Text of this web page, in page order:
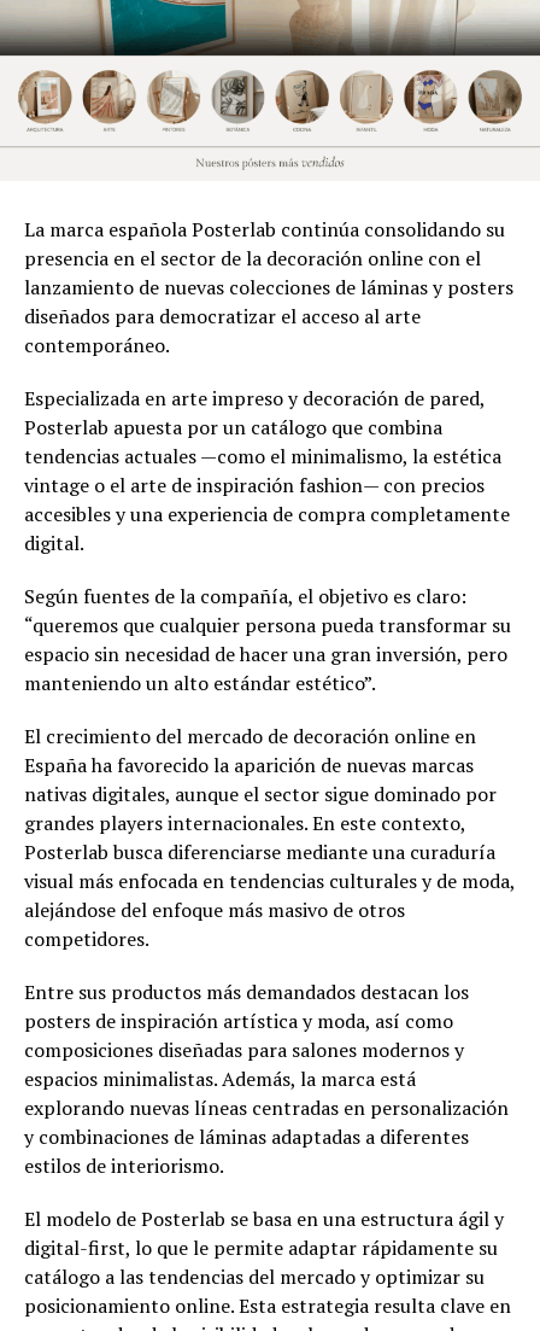
La marca española Posterlab continúa consolidando su
presencia en el sector de la decoración online con el
lanzamiento de nuevas colecciones de láminas y posters
diseñados para democratizar el acceso al arte
contemporáneo.
Especializada en arte impreso y decoración de pared,
Posterlab apuesta por un catálogo que combina
tendencias actuales —como el minimalismo, la estética
vintage o el arte de inspiración fashion— con precios
accesibles y una experiencia de compra completamente
digital.
Según fuentes de la compañía, el objetivo es claro:
“queremos que cualquier persona pueda transformar su
espacio sin necesidad de hacer una gran inversión, pero
manteniendo un alto estándar estético”.
El crecimiento del mercado de decoración online en
España ha favorecido la aparición de nuevas marcas
nativas digitales, aunque el sector sigue dominado por
grandes players internacionales. En este contexto,
Posterlab busca diferenciarse mediante una curaduría
visual más enfocada en tendencias culturales y de moda,
alejándose del enfoque más masivo de otros
competidores.
Entre sus productos más demandados destacan los
posters de inspiración artística y moda, así como
composiciones diseñadas para salones modernos y
espacios minimalistas. Además, la marca está
explorando nuevas líneas centradas en personalización
y combinaciones de láminas adaptadas a diferentes
estilos de interiorismo.
El modelo de Posterlab se basa en una estructura ágil y
digital-first, lo que le permite adaptar rápidamente su
catálogo a las tendencias del mercado y optimizar su
posicionamiento online. Esta estrategia resulta clave en